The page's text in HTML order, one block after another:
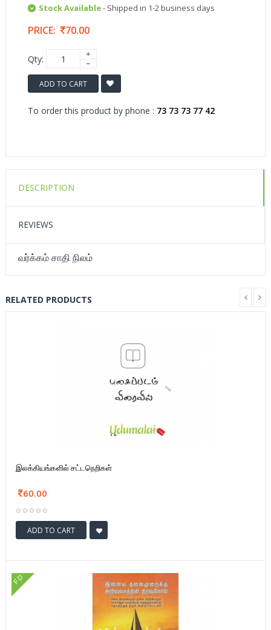
Stock Available- Shipped in 1-2 business days
PRICE: 70.00
Qty:
ADD TO CART
To order this product by phone : 73 73 73 77 42
DESCRIPTION
REVIEWS
வர்க்கம் சாதி நிலம்
RELATED PRODUCTS
இலக்கியங்களில் சட்டநெறிகள்
60.00
ADD TO CART
FD